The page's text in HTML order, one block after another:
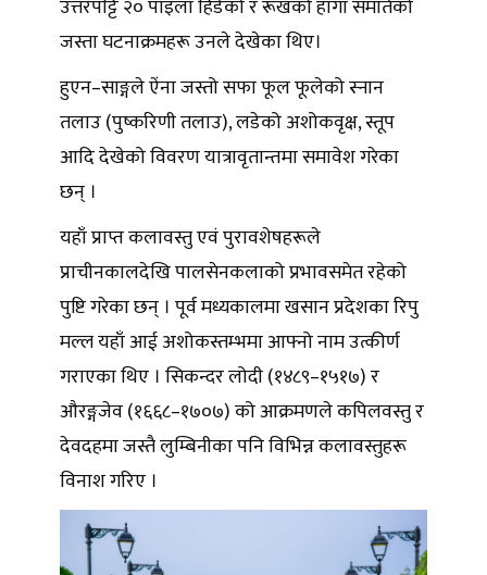
उत्तरपट्टि २० पाइला हिंडेको र रूखको हाँगा समातेको
जस्ता घटनाक्रमहरू उनले देखेका थिए।
हुएन–साङ्गले ऐंना जस्तो सफा फूल फूलेको स्नान
तलाउ (पुष्करिणी तलाउ), लडेको अशोकवृक्ष, स्तूप
आदि देखेको विवरण यात्रावृतान्तमा समावेश गरेका
छन् ।
यहाँ प्राप्त कलावस्तु एवं पुरावशेषहरूले
प्राचीनकालदेखि पालसेनकलाको प्रभावसमेत रहेको
पुष्टि गरेका छन् । पूर्व मध्यकालमा खसान प्रदेशका रिपु
मल्ल यहाँ आई अशोकस्तम्भमा आफ्नो नाम उत्कीर्ण
गराएका थिए । सिकन्दर लोदी (१४८९–१५१७) र
औरङ्गजेव (१६६८–१७०७) को आक्रमणले कपिलवस्तु र
देवदहमा जस्तै लुम्बिनीका पनि विभिन्न कलावस्तुहरू
विनाश गरिए ।